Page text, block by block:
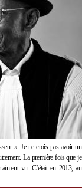
». Je ne crois pas avoir un
La première fois que je
vu. C’était en 2013, au